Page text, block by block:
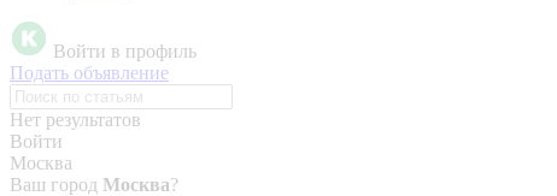
Войти в профиль
Подать объявление
Нет результатов
Войти
Москва
Ваш город Москва?